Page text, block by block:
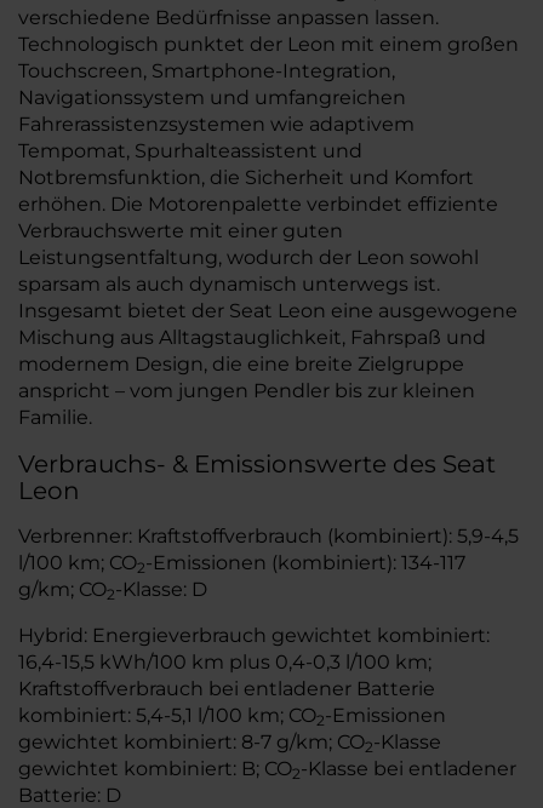
verschiedene Bedürfnisse anpassen lassen.
Technologisch punktet der Leon mit einem großen
Touchscreen, Smartphone-Integration,
Navigationssystem und umfangreichen
Fahrerassistenzsystemen wie adaptivem
Tempomat, Spurhalteassistent und
Notbremsfunktion, die Sicherheit und Komfort
erhöhen. Die Motorenpalette verbindet effiziente
Verbrauchswerte mit einer guten
Leistungsentfaltung, wodurch der Leon sowohl
sparsam als auch dynamisch unterwegs ist.
Insgesamt bietet der Seat Leon eine ausgewogene
Mischung aus Alltagstauglichkeit, Fahrspaß und
modernem Design, die eine breite Zielgruppe
anspricht – vom jungen Pendler bis zur kleinen
Familie.
Verbrauchs- & Emissionswerte des Seat
Leon
Verbrenner: Kraftstoffverbrauch (kombiniert): 5,9-4,5
l/100 km; CO2-Emissionen (kombiniert): 134-117
g/km; CO2-Klasse: D
Hybrid: Energieverbrauch gewichtet kombiniert:
16,4-15,5 kWh/100 km plus 0,4-0,3 l/100 km;
Kraftstoffverbrauch bei entladener Batterie
kombiniert: 5,4-5,1 l/100 km; CO2-Emissionen
gewichtet kombiniert: 8-7 g/km; CO2-Klasse
gewichtet kombiniert: B; CO2-Klasse bei entladener
Batterie: D